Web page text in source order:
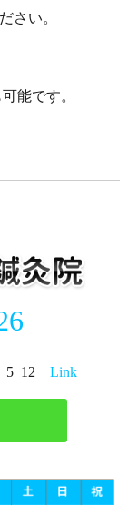
さい。
能です。
5ｰ12 Link